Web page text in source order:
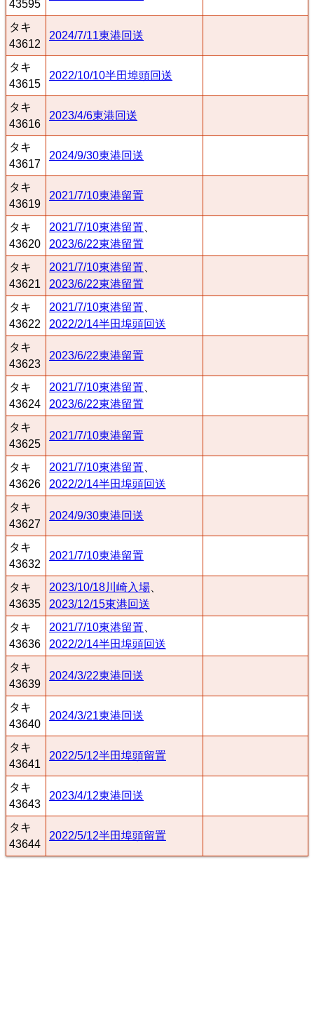
43595
タキ
43612
2024/7/11東港回送
タキ
43615
2022/10/10半田埠頭回送
タキ
43616
2023/4/6東港回送
タキ
43617
2024/9/30東港回送
タキ
43619
2021/7/10東港留置
タキ
43620
2021/7/10東港留置
2023/6/22東港留置
タキ
43621
2021/7/10東港留置
2023/6/22東港留置
タキ
43622
2021/7/10東港留置
2022/2/14半田埠頭回送
タキ
43623
2023/6/22東港留置
タキ
43624
2021/7/10東港留置
2023/6/22東港留置
タキ
43625
2021/7/10東港留置
タキ
43626
2021/7/10東港留置
2022/2/14半田埠頭回送
タキ
43627
2024/9/30東港回送
タキ
43632
2021/7/10東港留置
タキ
43635
2023/10/18川崎入場
2023/12/15東港回送
タキ
43636
2021/7/10東港留置
2022/2/14半田埠頭回送
タキ
43639
2024/3/22東港回送
タキ
43640
2024/3/21東港回送
タキ
43641
2022/5/12半田埠頭留置
タキ
43643
2023/4/12東港回送
タキ
43644
2022/5/12半田埠頭留置